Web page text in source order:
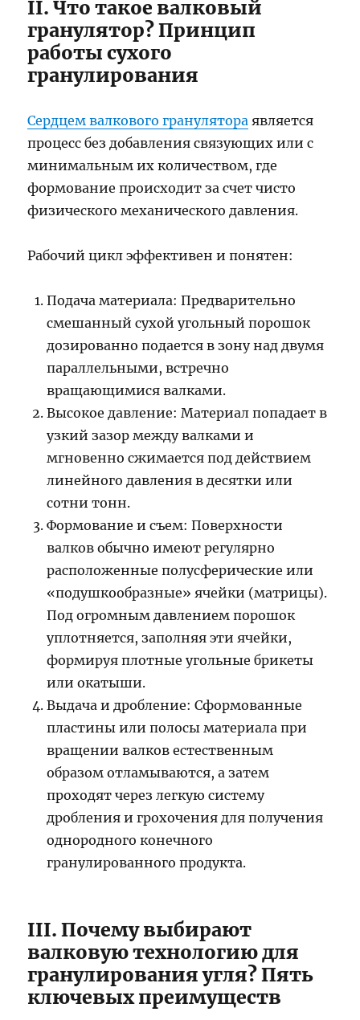
II. Что такое валковый
гранулятор? Принцип
работы сухого
гранулирования
Сердцем валкового гранулятора является
процесс без добавления связующих или с
минимальным их количеством, где
формование происходит за счет чисто
физического механического давления.
Рабочий цикл эффективен и понятен:
Подача материала: Предварительно
смешанный сухой угольный порошок
дозированно подается в зону над двумя
параллельными, встречно
вращающимися валками.
Высокое давление: Материал попадает в
узкий зазор между валками и
мгновенно сжимается под действием
линейного давления в десятки или
сотни тонн.
Формование и съем: Поверхности
валков обычно имеют регулярно
расположенные полусферические или
«подушкообразные» ячейки (матрицы).
Под огромным давлением порошок
уплотняется, заполняя эти ячейки,
формируя плотные угольные брикеты
или окатыши.
Выдача и дробление: Сформованные
пластины или полосы материала при
вращении валков естественным
образом отламываются, а затем
проходят через легкую систему
дробления и грохочения для получения
однородного конечного
гранулированного продукта.
III. Почему выбирают
валковую технологию для
гранулирования угля? Пять
ключевых преимуществ